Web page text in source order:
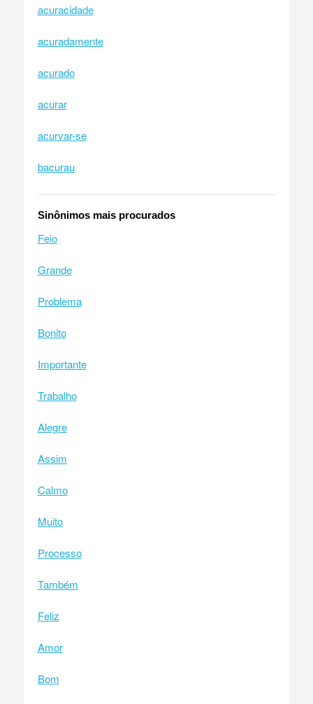
acuracidade
acuradamente
acurado
acurar
acurvar-se
bacurau
Sinônimos mais procurados
Feio
Grande
Problema
Bonito
Importante
Trabalho
Alegre
Assim
Calmo
Muito
Processo
Também
Feliz
Amor
Bom